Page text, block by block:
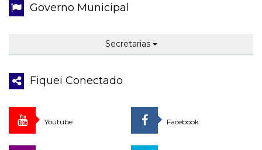
Governo Municipal
Secretarias
Fiquei Conectado
Youtube Facebook